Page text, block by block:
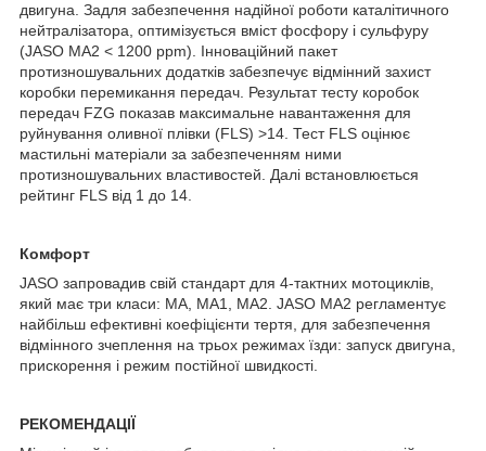
двигуна. Задля забезпечення надійної роботи каталітичного
нейтралізатора, оптимізується вміст фосфору і сульфуру
(JASO MA2 < 1200 ppm). Інноваційний пакет
протизношувальних додатків забезпечує відмінний захист
коробки перемикання передач. Результат тесту коробок
передач FZG показав максимальне навантаження для
руйнування оливної плівки (FLS) >14. Тест FLS оцінює
мастильні матеріали за забезпеченням ними
протизношувальних властивостей. Далі встановлюється
рейтинг FLS від 1 до 14.
Комфорт
JASO запровадив свій стандарт для 4-тактних мотоциклів,
який має три класи: МА, МА1, МА2. JASO MA2 регламентує
найбільш ефективні коефіцієнти тертя, для забезпечення
відмінного зчеплення на трьох режимах їзди: запуск двигуна,
прискорення і режим постійної швидкості.
РЕКОМЕНДАЦІЇ